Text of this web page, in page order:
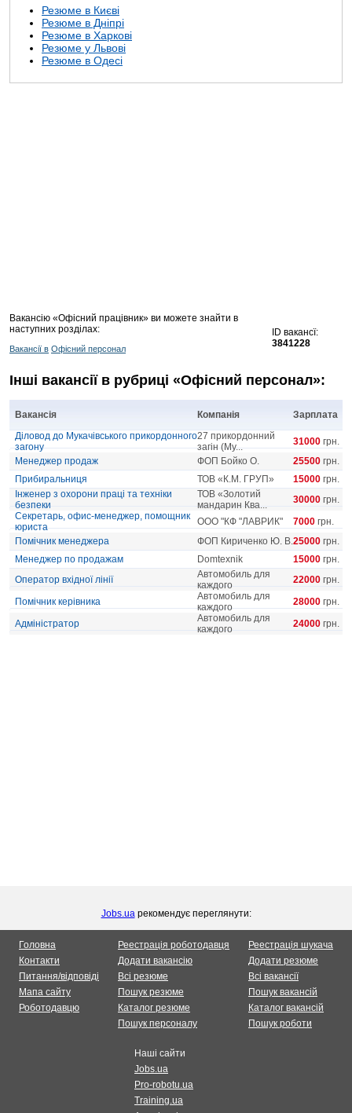
Резюме в Києві
Резюме в Дніпрі
Резюме в Харкові
Резюме у Львові
Резюме в Одесі
Вакансію «Офісний працівник» ви можете знайти в
наступних розділах:
Вакансії в Офісний персонал
ID вакансї:
3841228
Інші вакансії в рубриці «Офісний персонал»:
Вакансія Компанія
Зарплата
Діловод до Мукачівського прикордонного
загону
27 прикордонний
загін (Му...
31000 грн.
Менеджер продаж
ФОП Бойко О. 25500 грн.
Прибиральниця
ТОВ «К.М. ГРУП» 15000 грн.
Інженер з охорони праці та техніки
безпеки
ТОВ «Золотий
мандарин Ква...
30000 грн.
Секретарь, офис-менеджер, помощник
юриста
ООО "КФ "ЛАВРИК" 7000 грн.
Помічник менеджера
ФОП Кириченко Ю. В.25000 грн.
Менеджер по продажам
Domtexnik 15000 грн.
Оператор вхідної лінії
Автомобиль для
каждого
22000 грн.
Помічник керівника
Автомобиль для
каждого
28000 грн.
Адміністратор
Автомобиль для
каждого
24000 грн.
Jobs.uaрекомендує переглянути:
Головна
Контакти
Питання/відповіді
Мапа сайту
Роботодавцю
Реестрація роботодавця
Додати вакансію
Всі резюме
Пошук резюме
Каталог резюме
Пошук персоналу
Реестрація шукача
Додати резюме
Всі вакансії
Пошук вакансій
Каталог вакансій
Пошук роботи
Наші сайти
Jobs.ua
Pro-robotu.ua
Training.ua